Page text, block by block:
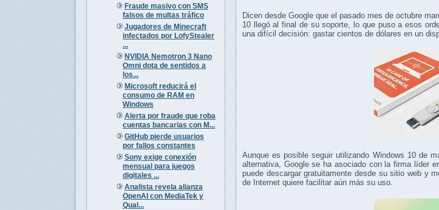
Fraude masivo con SMS
falsos de multas tráfico
Jugadores de Minecraft
infectados por LofyStealer
...
NVIDIA Nemotron 3 Nano
Omni dota de sentidos a
los...
Microsoft reducirá el
consumo de RAM en
Windows
Alerta por fraude que roba
cuentas bancarias con M...
GitHub pierde usuarios
por fallos constantes
Sony exige conexión
mensual para juegos
digitales ...
Analista revela alianza
OpenAI con MediaTek y
Qual...
Dicen desde Google que el pasado mes de octubre
10 llegó al final de su soporte, lo que puso a esos
una difícil decisión: gastar cientos de dólares en un
Aunque es posible seguir utilizando Windows 10 de
alternativa, Google se ha asociado con la firma líder
puede descargar gratuitamente desde su sitio web y
de Internet quiere facilitar aún más su uso.